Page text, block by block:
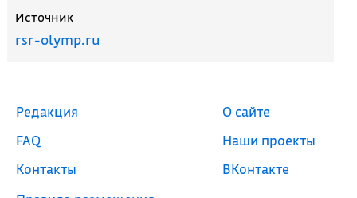
Источник
rsr-olymp.ru
Редакция
FAQ
Контакты
О сайте
Наши проекты
ВКонтакте